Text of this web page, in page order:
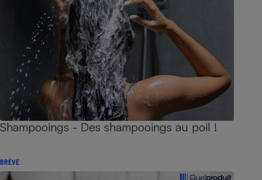
Shampooings - Des shampooings au poil !
BRÈVE